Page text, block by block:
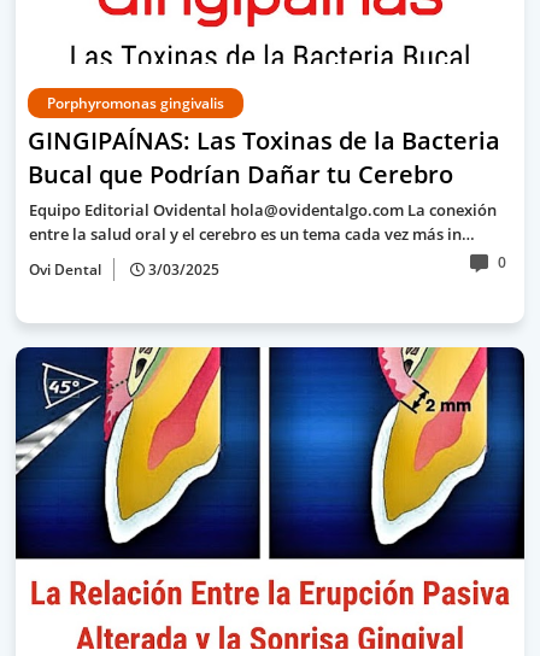
Porphyromonas gingivalis
GINGIPAÍNAS: Las Toxinas de la Bacteria
Bucal que Podrían Dañar tu Cerebro
Equipo Editorial Ovidental hola@ovidentalgo.com La conexión
entre la salud oral y el cerebro es un tema cada vez más in…
Ovi Dental 3/03/2025 0